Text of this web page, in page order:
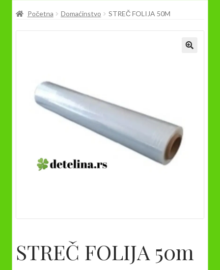
Prodavnica
Početna Domaćinstvo STREČ FOLIJA 50M
STREČ FOLIJA 50m